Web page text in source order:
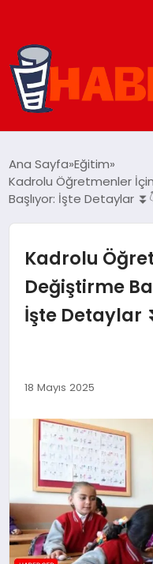
GÜNDEM
SOSYAL MEDYA
Ana Sayfa Eğitim
Kadrolu Öğretmenler
Başlıyor: İşte Detaylar
Kadrolu
Değiştirme
İşte Detaylar
18 Mayıs 2025